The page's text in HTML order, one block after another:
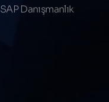
SAP Danışmanlık